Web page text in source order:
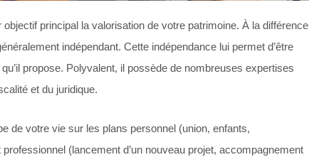
principal la valorisation de votre patrimoine. À la différence
indépendant. Cette indépendance lui permet d’être
propose. Polyvalent, il possède de nombreuses expertises
et du juridique.
de votre vie sur les plans personnel (union, enfants,
(lancement d’un nouveau projet, accompagnement